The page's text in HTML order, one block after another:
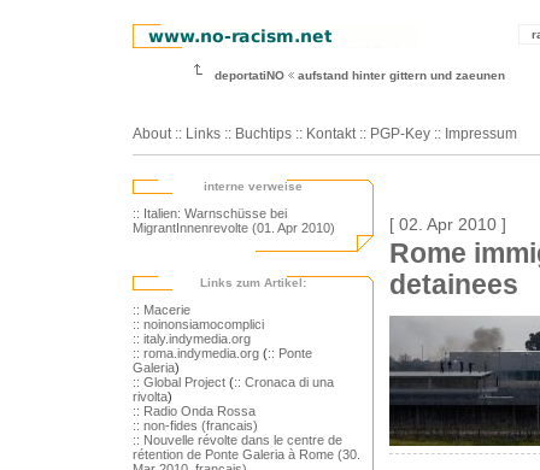
deportatiNO aufstand hinter gittern und zaeunen
About :: Links :: Buchtips :: Kontakt :: PGP-Key :: Impressum
interne verweise
:: Italien: Warnschüsse bei
MigrantInnenrevolte (01. Apr 2010)
Links zum Artikel:
:: Macerie
:: noinonsiamocomplici
:: italy.indymedia.org
:: roma.indymedia.org (:: Ponte
Galeria)
:: Global Project (:: Cronaca di una
rivolta)
:: Radio Onda Rossa
:: non-fides (francais)
:: Nouvelle révolte dans le centre de
rétention de Ponte Galeria à Rome (30.
[ 02. Apr 2010 ]
Rome
detainees